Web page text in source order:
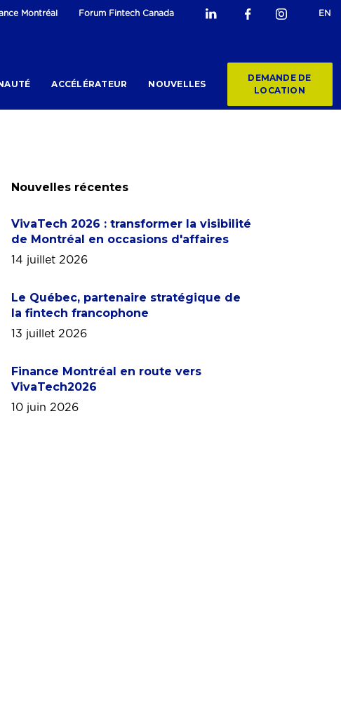
Montréal Forum Fintech Canada EN
ACCÉLÉRATEUR NOUVELLES
DEMANDE DE
LOCATION
Nouvelles récentes
VivaTech 2026 : transformer la visibilité
de Montréal en occasions d'affaires
14 juillet 2026
Le Québec, partenaire stratégique de
la fintech francophone
13 juillet 2026
Finance Montréal en route vers
VivaTech2026
10 juin 2026